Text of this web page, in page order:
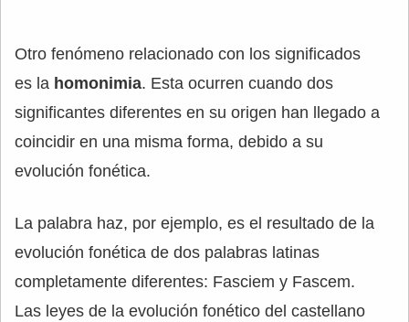
Otro fenómeno relacionado con los significados
es la homonimia. Esta ocurren cuando dos
significantes diferentes en su origen han llegado a
coincidir en una misma forma, debido a su
evolución fonética.
La palabra haz, por ejemplo, es el resultado de la
evolución fonética de dos palabras latinas
completamente diferentes: Fasciem y Fascem.
Las leyes de la evolución fonético del castellano